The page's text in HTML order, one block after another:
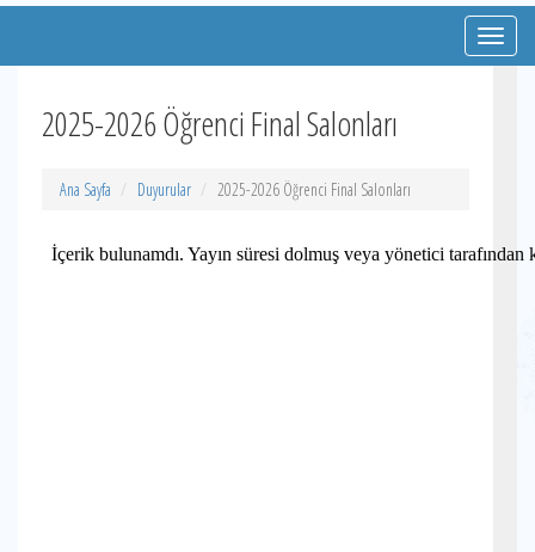
2025-2026 Öğrenci Final Salonları
Ana Sayfa Duyurular 2025-2026 Öğrenci Final Salonları